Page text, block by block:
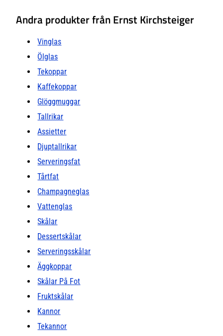
Andra produkter från Ernst Kirchsteiger
Vinglas
Ölglas
Tekoppar
Kaffekoppar
Glöggmuggar
Tallrikar
Assietter
Djuptallrikar
Serveringsfat
Tårtfat
Champagneglas
Vattenglas
Skålar
Dessertskålar
Serveringsskålar
Äggkoppar
Skålar På Fot
Fruktskålar
Kannor
Tekannor